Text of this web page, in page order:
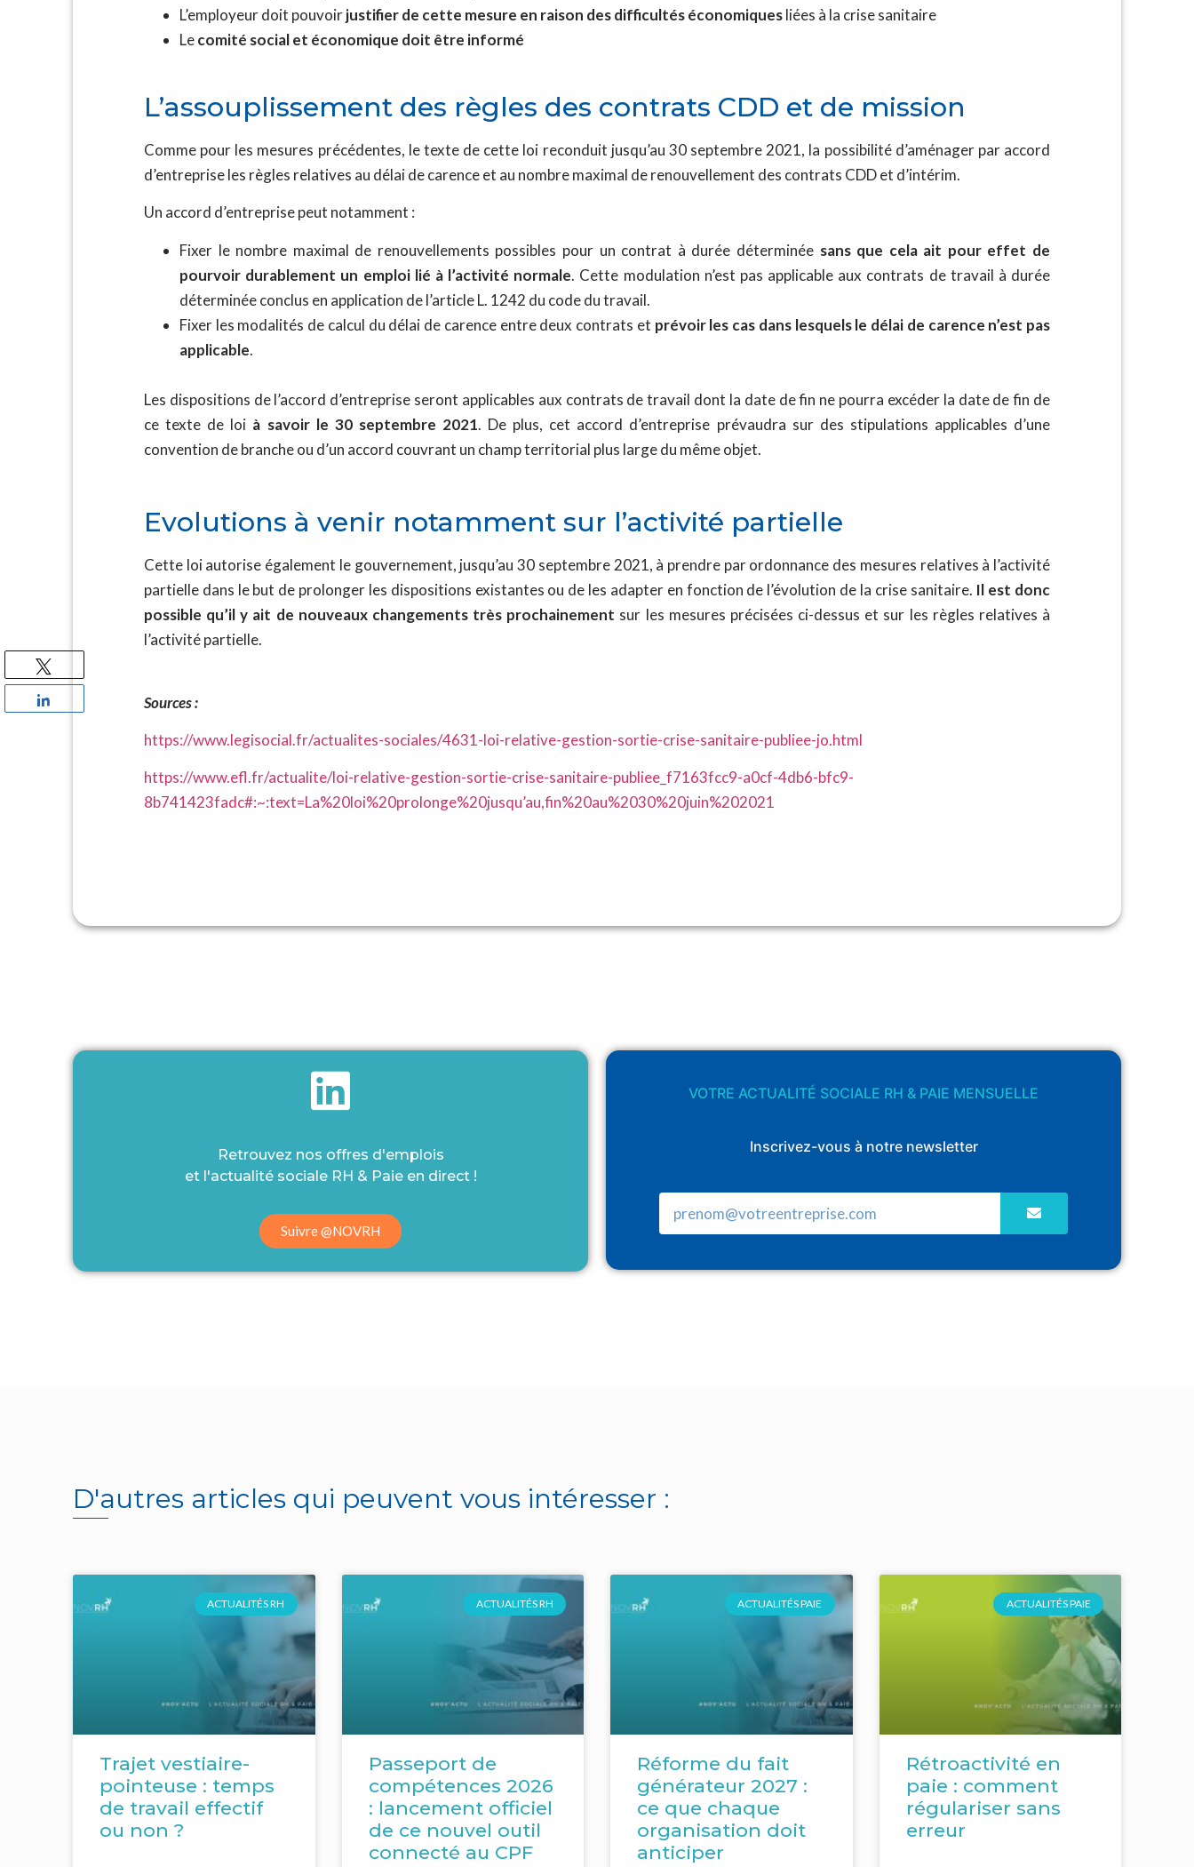
L’employeur doit pouvoirjustifier de cette mesure en raison des difficultés économiquesliées à la crise sanitaire
Lecomité social et économique doit être informé
L’assouplissement des règles des contrats CDD et de mission
Comme pour les mesures précédentes, le texte de cette loi reconduit jusqu’au 30 septembre 2021, la possibilité d’aménager par accord
d’entreprise les règles relatives au délai de carence et au nombre maximal de renouvellement des contrats CDD et d’intérim.
Un accord d’entreprise peut notamment :
Fixer le nombre maximal de renouvellements possibles pour un contrat à durée déterminée sans que cela ait pour effet de
pourvoir durablement un emploi lié à l’activité normale. Cette modulation n’est pas applicable aux contrats de travail à durée
déterminée conclus en application de l’article L. 1242 du code du travail.
Fixer les modalités de calcul du délai de carence entre deux contrats et prévoir les cas dans lesquels le délai de carence n’est pas
applicable.
Les dispositions de l’accord d’entreprise seront applicables aux contrats de travail dont la date de fin ne pourra excéder la date de fin de
ce texte de loi à savoir le 30 septembre 2021. De plus, cet accord d’entreprise prévaudra sur des stipulations applicables d’une
convention de branche ou d’un accord couvrant un champ territorial plus large du même objet.
Evolutions à venir notamment sur l’activité partielle
Cette loi autorise également le gouvernement, jusqu’au 30 septembre 2021, à prendre par ordonnance des mesures relatives à l’activité
partielle dans le but de prolonger les dispositions existantes ou de les adapter en fonction de l’évolution de la crise sanitaire. Il est donc
possible qu’il y ait de nouveaux changements très prochainement sur les mesures précisées ci-dessus et sur les règles relatives à
l’activité partielle.
Sources :
https://www.legisocial.fr/actualites-sociales/4631-loi-relative-gestion-sortie-crise-sanitaire-publiee-jo.html
https://www.efl.fr/actualite/loi-relative-gestion-sortie-crise-sanitaire-publiee_f7163fcc9-a0cf-4db6-bfc9-
8b741423fadc#:~:text=La%20loi%20prolonge%20jusqu’au,fin%20au%2030%20juin%202021
Retrouvez nos offres d'emplois
et l'actualité sociale RH & Paie en direct !
Suivre @NOVRH
VOTRE ACTUALITÉ SOCIALE RH & PAIE MENSUELLE
Inscrivez-vous à notre newsletter
D'autres articles qui peuvent vous intéresser :
ACTUALITÉS RH
Trajet vestiaire-
pointeuse : temps
de travail effectif
ou non ?
ACTUALITÉS RH
Passeport de
compétences 2026
: lancement officiel
de ce nouvel outil
connecté au CPF
ACTUALITÉS PAIE
Réforme du fait
générateur 2027 :
ce que chaque
organisation doit
anticiper
ACTUALITÉS PAIE
Rétroactivité en
paie : comment
régulariser sans
erreur